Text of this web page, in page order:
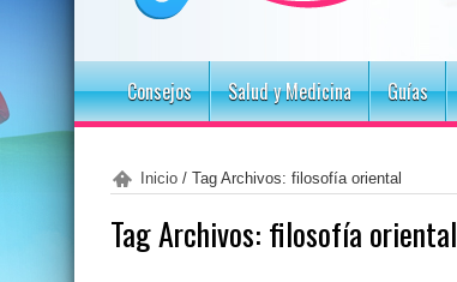
Consejos Salud y Medicina Guías
Inicio / Tag Archivos: filosofía oriental
Tag Archivos: filosofía oriental